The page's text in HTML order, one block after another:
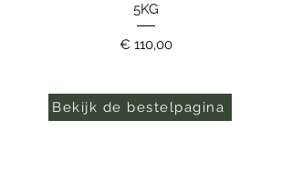
5KG
Prijs
€ 110,00
Bekijk de bestelpagina